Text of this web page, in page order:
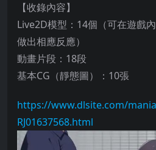
【收錄內容】
Live2D模型：14個（可在遊戲
做出相應反應）
動畫片段：18段
基本CG（靜態圖）：10張
https://www.dlsite.com/
RJ01637568.html